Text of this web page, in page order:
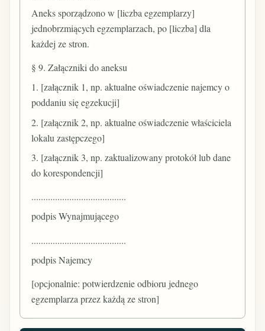
Aneks sporządzono w [liczba egzemplarzy]
jednobrzmiących egzemplarzach, po [liczba] dla
każdej ze stron.
§ 9. Załączniki do aneksu
1. [załącznik 1, np. aktualne oświadczenie najemcy o
poddaniu się egzekucji]
2. [załącznik 2, np. aktualne oświadczenie właściciela
lokalu zastępczego]
3. [załącznik 3, np. zaktualizowany protokół lub dane
do korespondencji]
........................................
podpis Wynajmującego
........................................
podpis Najemcy
[opcjonalnie: potwierdzenie odbioru jednego
egzemplarza przez każdą ze stron]